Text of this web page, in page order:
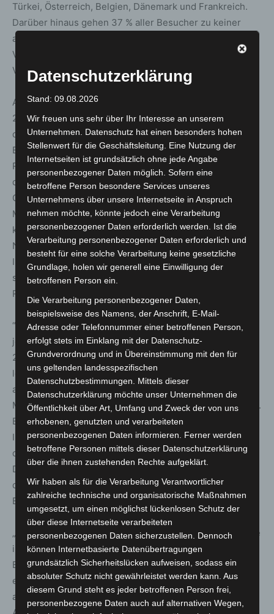
Türkei, Österreich, Belgien, Dänemark und Frankreich.
Darüber hinaus gehen 37 % aller Besucher zu keiner
anderen Fachmesse, was ein Anstieg von 10 % im
Vergleich zu 2018 darstellt und die Wichtigkeit der
Veranstaltung unterstreicht.
Als zentraler Marktplatz ermöglichte die EuroBLECH
2022 den Besuchern, sich zu treffen und zu erleben, wie
die Zukunft der Blechverarbeitung aussehen wird. Die
EuroBLECH bot NEWS RELEASE NEWS RELEASE NEWS
RELEASE vielen die Gelegenheit, Lösungsansätze für
diese Herausforderungen zu ergründen und
Geschäftspartner zu finden, mit denen sie diese Abläufe,
Maschinen und Systeme in ihre Produktion integrieren
können. Die wichtigsten Themen waren Digitalisierung,
Nachhaltigkeit und Industrie 4.0. Viele der Produkte und
Innovationen, die auf der EuroBLECH gezeigt wurden,
sind mit einem starken Fokus auf Kosten- und
Ressourceneffizienz entwickelt worden.
“Die Besucher meinten es dieses Jahr sehr ernst. Fast
jeder Zweite ist mit Investitionsplänen zur EuroBLECH
2022 gekommen. Das sind 4 % mehr im Vergleich zur
letzten Messe“, sagt Evelyn Warwick. Sowohl Aussteller
als auch Besucher zeigten sich äußerst zufrieden mit der
Messe und ihren neu geknüpften Geschäftsbeziehungen.
Besucher lobten vor allem die Vollständigkeit und die
Internationalität des Messeangebots sowie die Qualität
der Stände mit vielen Live-Demonstrationen zur
Digitalisierung. Die Ausstellerfirmen gaben an, ein top
qualifiziertes, internationales Fachpublikum mit hoher
Entscheidungsbefugnis (80 %) angetroffen zu haben.
„Die EuroBLECH ist für uns von großer Wichtigkeit, da sie
international die Leitmesse für die
Blechbearbeitungsbranche ist. Die Veranstaltung hat
einen globalen Charakter und wir konnten Besucher aus
aller Welt begrüßen, unter anderem auch aus Asien und
Datenschutzerklärung
Stand: 09.08.2026
Wir freuen uns sehr über Ihr Interesse an unserem
Unternehmen. Datenschutz hat einen besonders hohen
Stellenwert für die Geschäftsleitung. Eine Nutzung der
Internetseiten ist grundsätzlich ohne jede Angabe
personenbezogener Daten möglich. Sofern eine
betroffene Person besondere Services unseres
Unternehmens über unsere Internetseite in Anspruch
nehmen möchte, könnte jedoch eine Verarbeitung
personenbezogener Daten erforderlich werden. Ist die
Verarbeitung personenbezogener Daten erforderlich und
besteht für eine solche Verarbeitung keine gesetzliche
Grundlage, holen wir generell eine Einwilligung der
betroffenen Person ein.
Die Verarbeitung personenbezogener Daten,
beispielsweise des Namens, der Anschrift, E-Mail-
Adresse oder Telefonnummer einer betroffenen Person,
erfolgt stets im Einklang mit der Datenschutz-
Grundverordnung und in Übereinstimmung mit den für
uns geltenden landesspezifischen
Datenschutzbestimmungen. Mittels dieser
Datenschutzerklärung möchte unser Unternehmen die
Öffentlichkeit über Art, Umfang und Zweck der von uns
erhobenen, genutzten und verarbeiteten
personenbezogenen Daten informieren. Ferner werden
betroffene Personen mittels dieser Datenschutzerklärung
über die ihnen zustehenden Rechte aufgeklärt.
Wir haben als für die Verarbeitung Verantwortlicher
zahlreiche technische und organisatorische Maßnahmen
umgesetzt, um einen möglichst lückenlosen Schutz der
über diese Internetseite verarbeiteten
personenbezogenen Daten sicherzustellen. Dennoch
können Internetbasierte Datenübertragungen
grundsätzlich Sicherheitslücken aufweisen, sodass ein
absoluter Schutz nicht gewährleistet werden kann. Aus
diesem Grund steht es jeder betroffenen Person frei,
personenbezogene Daten auch auf alternativen Wegen,